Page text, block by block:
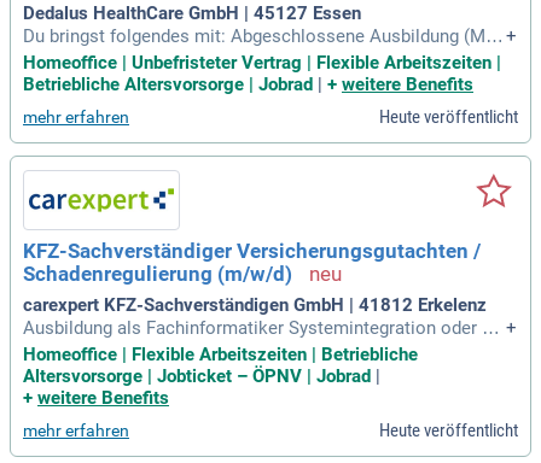
Dedalus HealthCare GmbH | 45127 Essen
Du bringst folgendes mit: Abgeschlossene Ausbildung (MT
A, MTLA) oder ein erfolgreich beendetes Studium im Gesun
dheitswesen; Mindestens 5 Jahre Berufserfahrung im direkt
en Laborumfeld; Sehr gute Kenntnisse über Abläufe und Pro
zesse im klinischen Labor;
+
Homeoffice | Unbefristeter Vertrag | Flexible Arbeitszeiten |
Betriebliche Altersvorsorge | Jobrad | + weitere Benefits
mehr erfahren Heute veröffentlicht
KFZ-Sachverständiger Versicherungsgutachten /
Schadenregulierung (m/w/d)
carexpert KFZ-Sachverständigen GmbH | 41812 Erkelenz
Ausbildung als Fachinformatiker Systemintegration oder ver
gleichbare Qualifikation im Bereich IT; 2 – 3 Jahre Erfahrung
im IT-Support / User Helpdesk / Service Desk; Sichere Kennt
nisse in Microsoft 365 sowie im Umgang mit Entra ID, PIM,
+
Homeoffice | Flexible Arbeitszeiten | Betriebliche
Altersvorsorge | Jobticket – ÖPNV | Jobrad |
+ weitere Benefits
mehr erfahren Heute veröffentlicht